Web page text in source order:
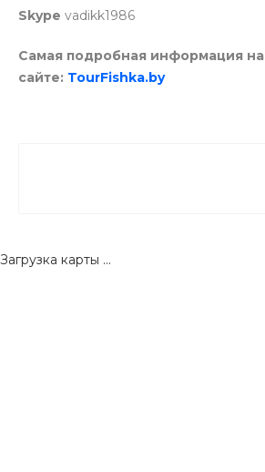
Skype vadikk1986
Самая подробная информация на
сайте: TourFishka.by
Загрузка карты ...